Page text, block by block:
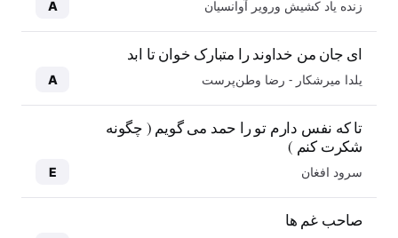
زنده یاد کشیش ورویر آوانسیان A
ای جان من خداوند را متبارک خوان تا ابد
یلدا میرشکار - رضا وطن‌پرست A
تا که نفس دارم تو را حمد می گویم ( چگونه
شکرت کنم )
سرود افغان E
صاحب غم ها